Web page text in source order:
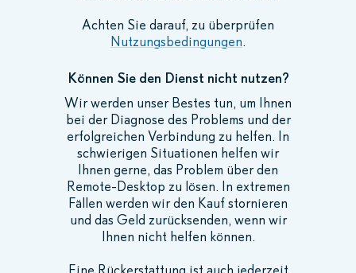
Achten Sie darauf, zu überprüfen
Nutzungsbedingungen.
Können Sie den Dienst nicht nutzen?
Wir werden unser Bestes tun, um Ihnen
bei der Diagnose des Problems und der
erfolgreichen Verbindung zu helfen. In
schwierigen Situationen helfen wir
Ihnen gerne, das Problem über den
Remote-Desktop zu lösen. In extremen
Fällen werden wir den Kauf stornieren
und das Geld zurücksenden, wenn wir
Ihnen nicht helfen können.
Eine Rückerstattung ist auch jederzeit